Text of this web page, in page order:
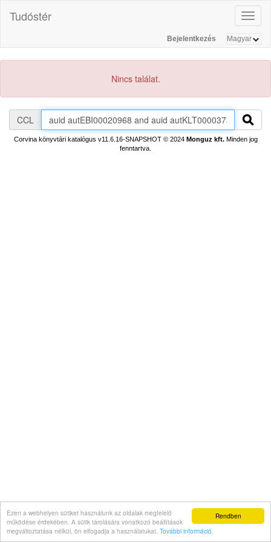
Rendben
Ezen a webhelyen sütiket használunk az oldalak megfelelő
működése érdekében. A sütik tárolására vonatkozó beállítások
megváltoztatása nélkül, ön elfogadja a használatukat. További információ.
Tudóstér
Bejelentkezés
Nincs találat.
CCL
Corvina könyvtári katalógus v11.6.16-SNAPSHOT© 2024 Monguz kft.Minden jog
fenntartva.